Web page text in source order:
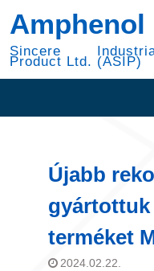
content
RADSOK PowerBlok
Expansion
30 Éve az NYSE-vel
Amphenol
Sincere
Product Ltd. (ASIP)
Újabb
terméket
2024.02.22.